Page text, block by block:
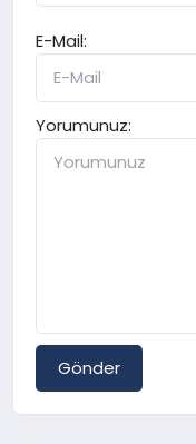
E-Mail:
Yorumunuz:
Gönder